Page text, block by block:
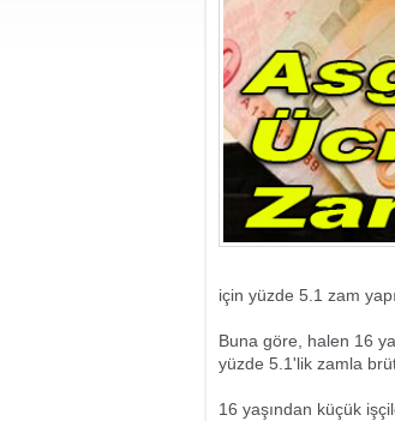
için yüzde 5.1 zam
Buna göre, halen 16
yüzde 5.1'lik zamla
16 yaşından küçük